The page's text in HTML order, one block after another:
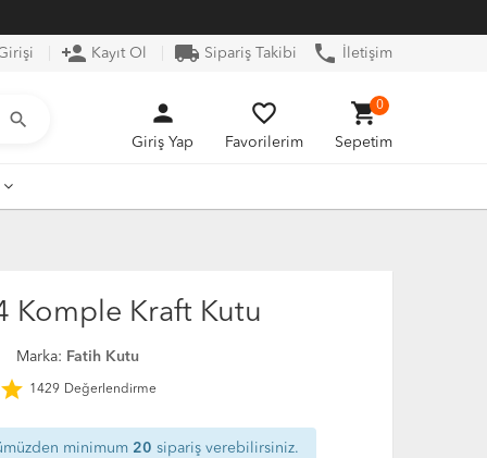
person_add Kayıt Ol local_shipping Sipariş Takibi phone İletişim
search person
Giriş Yap
favorite_border
Favorilerim
shopping_cart
Sepetim
0
Komple Kraft Kutu
Marka: Fatih Kutu
1429 Değerlendirme
minimum 20 sipariş verebilirsiniz.